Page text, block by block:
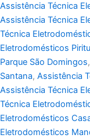
Assistência Técnica
Assistência Técnica
Técnica
Eletrodomésticos
Parque São Domingos,
Santana, Assistência
Assistência Técnica
Técnica
Eletrodomésticos
Eletrodomésticos